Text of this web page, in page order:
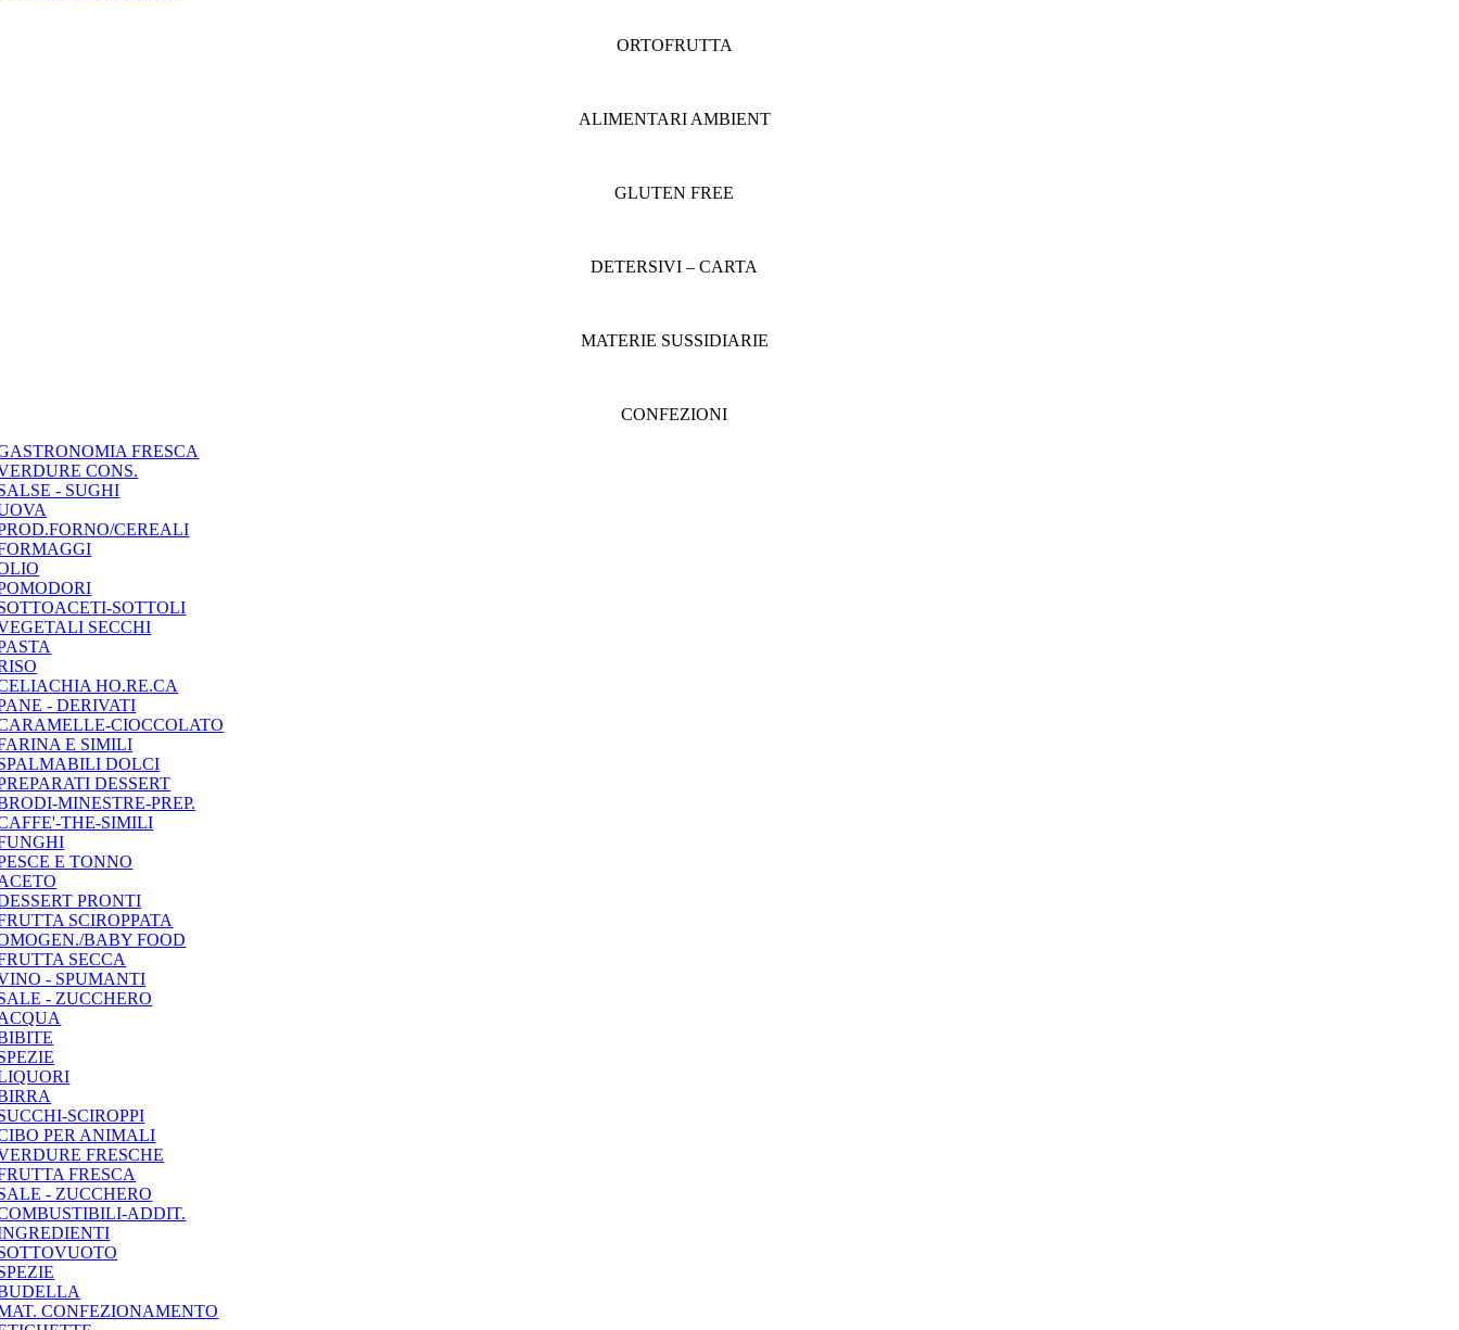
ORTOFRUTTA
ALIMENTARI AMBIENT
GLUTEN FREE
DETERSIVI – CARTA
MATERIE SUSSIDIARIE
CONFEZIONI
FRESCA
CONS.
- SUGHI
CEREALI
SOTTOLI
SECCHI
HO.RE.CA
- DERIVATI
CIOCCOLATO
E SIMILI
DOLCI
DESSERT
MINESTRE-PREP.
THE-SIMILI
E TONNO
PRONTI
SCIROPPATA
BABY FOOD
SECCA
- SPUMANTI
- ZUCCHERO
SCIROPPI
PER ANIMALI
FRESCHE
FRESCA
- ZUCCHERO
ADDIT.
CONFEZIONAMENTO